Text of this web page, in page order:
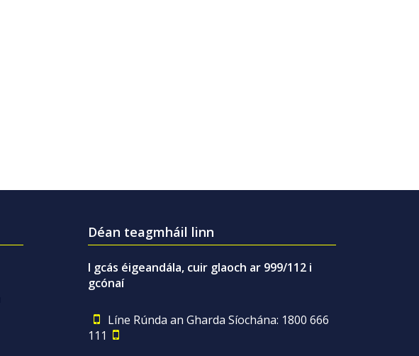
Déan teagmháil linn
I gcás éigeandála, cuir glaoch ar 999/112 i
gcónaí
Líne Rúnda an Gharda Síochána: 1800 666
111